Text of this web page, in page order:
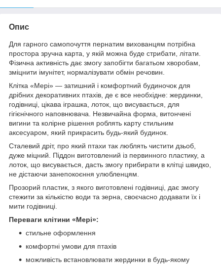
Опис
Для гарного самопочуття пернатим вихованцям потрібна
простора зручна карта, у якій можна буде стрибати, літати.
Фізична активність дає змогу запобігти багатьом хворобам,
зміцнити імунітет, нормалізувати обмін речовин.
Клітка «Мері» — затишний і комфортний будиночок для
дрібних декоративних птахів, де є все необхідне: жердинки,
годівниці, цікава іграшка, лоток, що висувається, для
гігієнічного наповнювача. Незвичайна форма, витончені
вигини та колірне рішення роблять карту стильним
аксесуаром, який прикрасить будь-який будинок.
Сталевий дріт, про який птахи так люблять чистити дзьоб,
дуже міцний. Піддон виготовлений із первинного пластику, а
лоток, що висувається, дасть змогу прибирати в клітці швидко,
не дістаючи занепокоєння улюбленцям.
Прозорий пластик, з якого виготовлені годівниці, дає змогу
стежити за кількістю води та зерна, своєчасно додавати їх і
мити годівниці.
Переваги клітини «Мері»:
стильне оформлення
комфортні умови для птахів
можливість встановлювати жердинки в будь-якому